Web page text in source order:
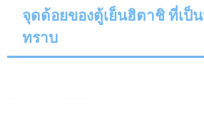
จุดด้อยของตู้เย็นฮิตาชิ ที่เป็
ทราบ